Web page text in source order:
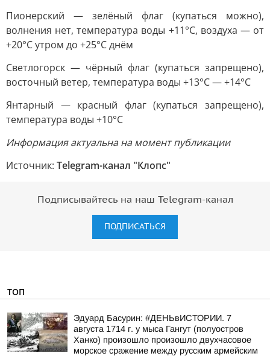
Пионерский — зелёный флаг (купаться можно),
волнения нет, температура воды +11°C, воздуха — от
+20°C утром до +25°C днём
Светлогорск — чёрный флаг (купаться запрещено),
восточный ветер, температура воды +13°C — +14°C
Янтарный — красный флаг (купаться запрещено),
температура воды +10°C
Информация актуальна на момент публикации
Источник: Telegram-канал "Клопс"
Подписывайтесь на наш Telegram-канал
ПОДПИСАТЬСЯ
ТОП
Эдуард Басурин: #ДЕНЬвИСТОРИИ. 7
августа 1714 г. у мыса Гангут (полуостров
Ханко) произошло произошло двухчасовое
морское сражение между русским армейским